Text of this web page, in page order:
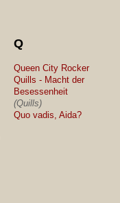
Q
Queen City Rocker
Quills - Macht der
Besessenheit
(Quills)
Quo vadis, Aida?